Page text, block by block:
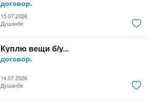
договор.
15.07.2026
Душанбе
Куплю вещи б/у...
договор.
14.07.2026
Душанбе